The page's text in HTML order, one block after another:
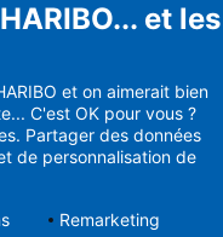
et les
et on aimerait bien
C'est OK pour vous ?
Partager des données
de personnalisation de
Remarketing